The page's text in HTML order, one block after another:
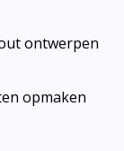
ontwerpen
opmaken